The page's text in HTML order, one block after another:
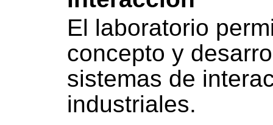
El laboratorio
concepto y
sistemas de
industriales.